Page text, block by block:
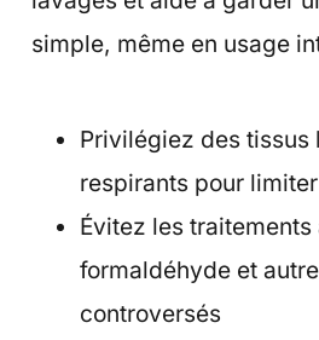
simple, même en usage
Privilégiez des tissus
respirants pour
Évitez les
formaldéhyde et
controversés